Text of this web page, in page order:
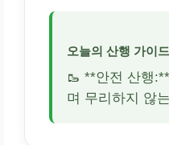
오늘의 산행 가이드
🥾 **안전 산행
며 무리하지 않